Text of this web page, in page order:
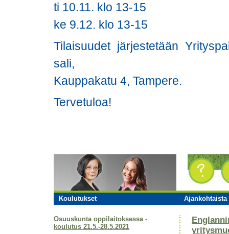
ti 10.11. klo 13-15
ke 9.12. klo 13-15
Tilaisuudet järjestetään
sali,
Kauppakatu 4, Tampere.
Tervetuloa!
Koulutukset Ajankohtaista
Osuuskunta oppilaitoksessa -
koulutus 21.5.-28.5.2021